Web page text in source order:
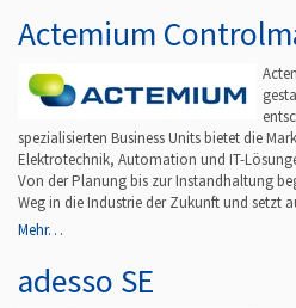
Actemium
spezialisierten Business Units bietet die
Elektrotechnik, Automation und IT-
Von der Planung bis zur Instandhaltung
Weg in die Industrie der Zukunft und setzt
Mehr…
adesso SE